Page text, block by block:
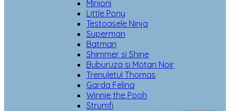
Minioni
Little Pony
Testoasele Ninja
Superman
Batman
Shimmer si Shine
Buburuza si Motan Noir
Trenuletul Thomas
Garda Felina
Winnie the Pooh
Strumfi